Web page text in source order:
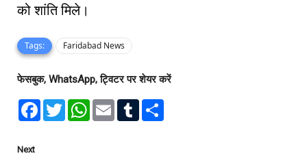
को शांति मिले।
Tags: Faridabad News
फेसबुक, WhatsApp, ट्विटर पर शेयर करें
F
T
w
W
E
T
Next